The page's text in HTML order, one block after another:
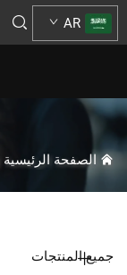
AR
الصفحة الرئيسية
جميع المنتجات